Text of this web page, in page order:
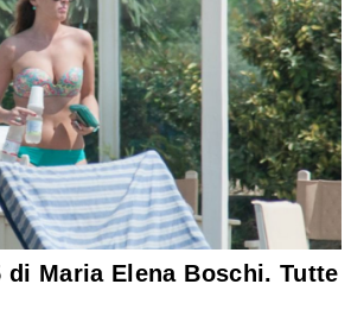
di Maria Elena Boschi. Tutte